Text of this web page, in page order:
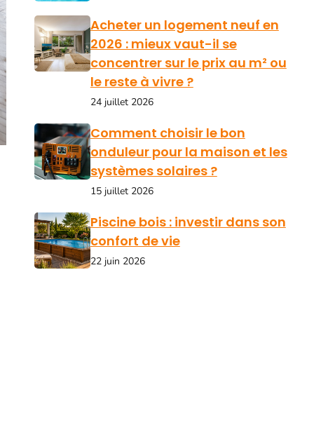
Acheter un logement neuf en
2026 : mieux vaut-il se
concentrer sur le prix au m² ou
le reste à vivre ?
24 juillet 2026
Comment choisir le bon
onduleur pour la maison et les
systèmes solaires ?
15 juillet 2026
Piscine bois : investir dans son
confort de vie
22 juin 2026